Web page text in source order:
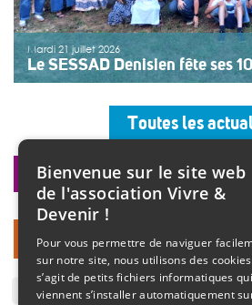
Mardi 21 juillet 2026
Le SESSAD Denisien fête ses
accueillaient les invités autour
ambiance musicale live assurée
musiciens. Christine Manadi,
depuis sa création, est revenue sur
>>Lire la suite
Toutes les
Inscrivez-vous à
J'accepte de recevoir des
de l'association Vivre et
faire un
Bienvenue sur le site web
de l'association Vivre &
Devenir !
Pour vous permettre de naviguer
sur notre site, nous utilisons des
s’agit de petits fichiers informatiques qui
viennent s’installer automatiquement